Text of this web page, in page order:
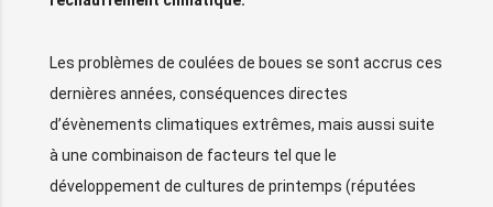
Les problèmes de coulées de boues se sont accrus ces
dernières années, conséquences directes
d’évènements climatiques extrêmes, mais aussi suite
à une combinaison de facteurs tel que le
développement de cultures de printemps (réputées